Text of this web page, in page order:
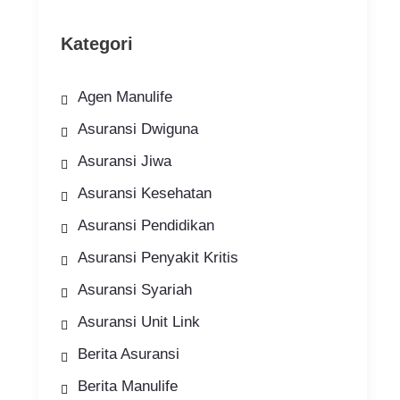
Kategori
Agen Manulife
Asuransi Dwiguna
Asuransi Jiwa
Asuransi Kesehatan
Asuransi Pendidikan
Asuransi Penyakit Kritis
Asuransi Syariah
Asuransi Unit Link
Berita Asuransi
Berita Manulife